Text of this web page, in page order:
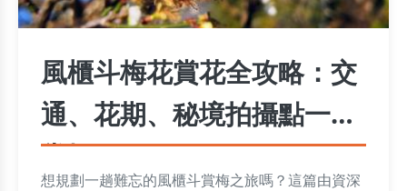
風櫃斗梅花賞花全攻略：交
通、花期、秘境拍攝點一次
掌握
想規劃一趟難忘的風櫃斗賞梅之旅嗎？這篇由資深